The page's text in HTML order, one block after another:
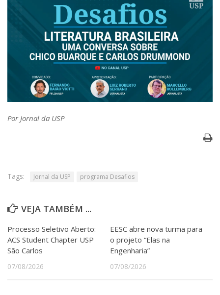
Outros serviços
Comunicação
Assessorias e Mídias
Aplicativos e Sites
Jornal da USP
Agenda de Eventos
Defesa de Teses
Por Jornal da USP
Tags: Jornal da USP programa Desafios
VEJA TAMBÉM ...
Processo Seletivo Aberto:
ACS Student Chapter USP
São Carlos
07/08/2026
EESC abre nova turma para
o projeto “Elas na
Engenharia”
07/08/2026